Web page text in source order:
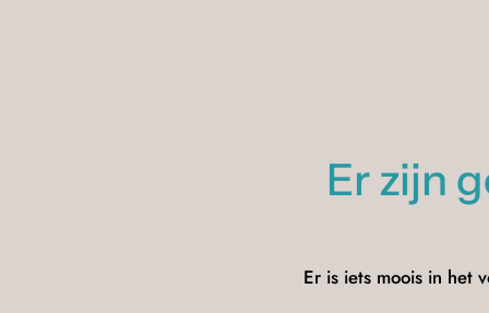
Er zijn
Er is iets moois in het